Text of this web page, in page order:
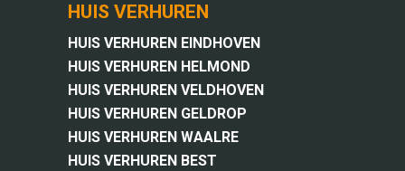
HUIS VERHUREN
HUIS VERHUREN EINDHOVEN
HUIS VERHUREN HELMOND
HUIS VERHUREN VELDHOVEN
HUIS VERHUREN GELDROP
HUIS VERHUREN WAALRE
HUIS VERHUREN BEST